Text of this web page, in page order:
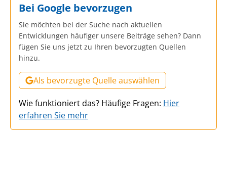
Bei Google bevorzugen
Sie möchten bei der Suche nach aktuellen
Entwicklungen häufiger unsere Beiträge sehen? Dann
fügen Sie uns jetzt zu Ihren bevorzugten Quellen
hinzu.
Als bevorzugte Quelle auswählen
Wie funktioniert das? Häufige Fragen: Hier
erfahren Sie mehr